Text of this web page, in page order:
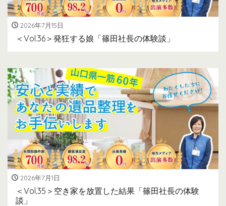
2026年7月15日
＜Vol.36＞発狂する娘「篠田社長の体験談」
2026年7月1日
＜Vol.35＞空き家を放置した結果「篠田社長の体験
談」